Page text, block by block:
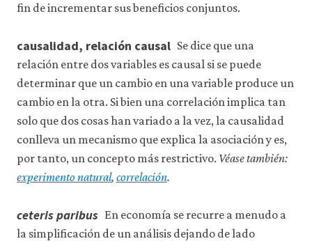
fin de incrementar sus beneficios conjuntos.
causalidad, relación causal Se dice que una
relación entre dos variables es causal si se puede
determinar que un cambio en una variable produce un
cambio en la otra. Si bien una correlación implica tan
solo que dos cosas han variado a la vez, la causalidad
conlleva un mecanismo que explica la asociación y es,
por tanto, un concepto más restrictivo. Véase también:
experimento natural, correlación.
ceteris paribus En economía se recurre a menudo a
la simplificación de un análisis dejando de lado